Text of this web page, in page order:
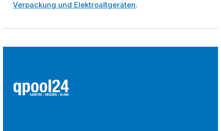
Verpackung und Elektroaltgeräten.